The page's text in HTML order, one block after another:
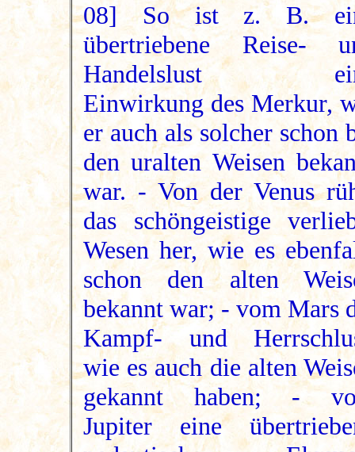
08] So ist z. B.
übertriebene Reise-
Handelslust
Einwirkung des Merkur,
er auch als solcher schon
den uralten Weisen
war. - Von der Venus
das schöngeistige
Wesen her, wie es
schon den alten
bekannt war; - vom Mars
Kampf- und
wie es auch die alten
gekannt haben; -
Jupiter eine